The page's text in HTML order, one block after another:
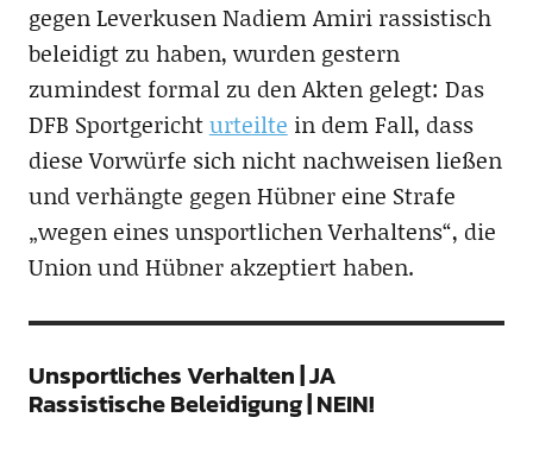
gegen Leverkusen Nadiem Amiri rassistisch
beleidigt zu haben, wurden gestern
zumindest formal zu den Akten gelegt: Das
DFB Sportgerichturteilte in dem Fall, dass
diese Vorwürfe sich nicht nachweisen ließen
und verhängte gegen Hübner eine Strafe
„wegen eines unsportlichen Verhaltens“, die
Union und Hübner akzeptiert haben.
Unsportliches Verhalten | JA
Rassistische Beleidigung | NEIN!